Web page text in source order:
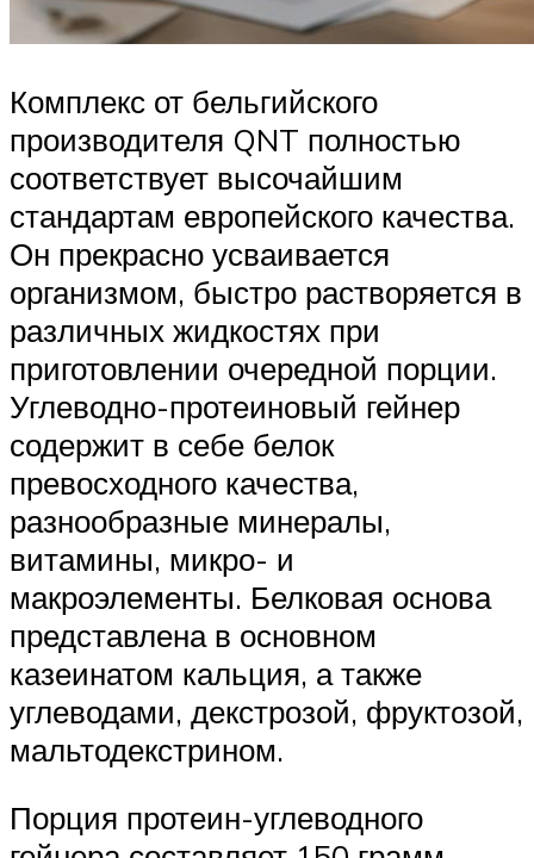
Комплекс от бельгийского
производителя QNT полностью
соответствует высочайшим
стандартам европейского качества.
Он прекрасно усваивается
организмом, быстро растворяется в
различных жидкостях при
приготовлении очередной порции.
Углеводно-протеиновый гейнер
содержит в себе белок
превосходного качества,
разнообразные минералы,
витамины, микро- и
макроэлементы. Белковая основа
представлена в основном
казеинатом кальция, а также
углеводами, декстрозой, фруктозой,
мальтодекстрином.
Порция протеин-углеводного